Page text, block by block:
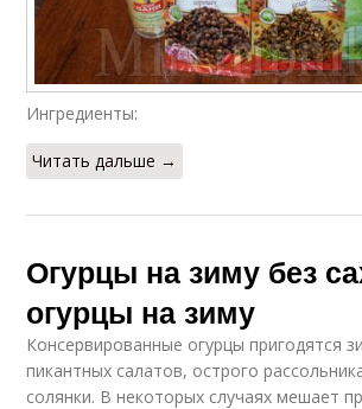
Ингредиенты:
Читать дальше →
Огурцы на зиму без
огурцы на зиму
Консервированные огурцы пригодятся
пикантных салатов, острого
солянки. В некоторых случаях мешает